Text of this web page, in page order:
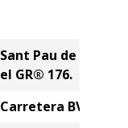
Sant Pau de Pinós.
el GR® 176.
Carretera BV-4401.